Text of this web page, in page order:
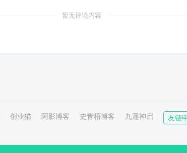
暂无评论内容
创业猫 阿影博客 史青梧博客 九遥神启 友链